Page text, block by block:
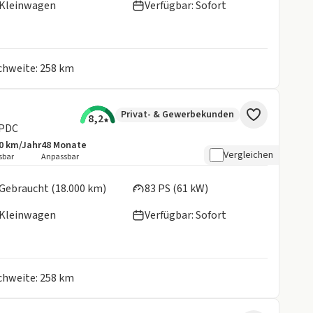
Verfügbar: Sofort
258 km
8,2 Privat- & Gewerbekunden
Laufleistung
km/JahrLaufzeit
48 Monate
Anpassbar Vergleichen
(18.000 km)
83 PS (61 kW)
Verfügbar: Sofort
258 km